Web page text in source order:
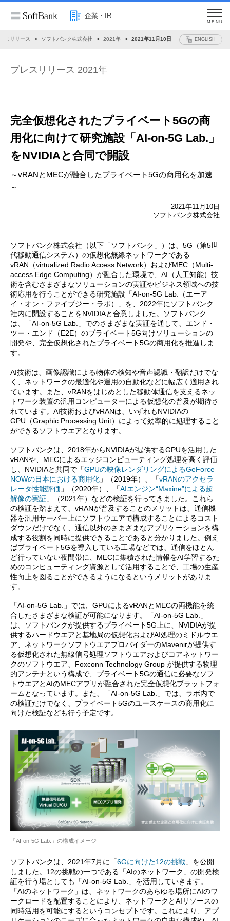
企業・IR
MENU
スリリース ソフトバンク株式会社 2021年 2021年11月10日 ENGLISH
プレスリリース 2021年
完全仮想化されたプライベート5Gの商
用化に向けて研究施設「AI-on-5G Lab.」
をNVIDIAと合同で開設
～vRANとMECが融合したプライベート5Gの商用化を加速
～
2021年11月10日
ソフトバンク株式会社
ソフトバンク株式会社（以下「ソフトバンク」）は、5G（第5世
代移動通信システム）の仮想化無線ネットワークである
vRAN（virtualized Radio Access Network）およびMEC（Multi-
access Edge Computing）が融合した環境で、AI（人工知能）技
術を含むさまざまなソリューションの実証やビジネス領域への技
術応用を行うことができる研究施設「AI-on-5G Lab.（エーア
イ・オン・ファイブジー・ラボ）」を、2022年にソフトバンク
社内に開設することをNVIDIAと合意しました。ソフトバンク
は、「AI-on-5G Lab.」でのさまざまな実証を通して、エンド・
ツー・エンド（E2E）のプライベート5G向けソリューションの
開発や、完全仮想化されたプライベート5Gの商用化を推進しま
す。
AI技術は、画像認識による物体の検知や音声認識・翻訳だけでな
く、ネットワークの最適化や運用の自動化などに幅広く適用され
ています。また、vRANをはじめとした移動体通信を支えるネッ
トワーク装置の汎用コンピューターによる仮想化の普及が期待さ
れています。AI技術およびvRANは、いずれもNVIDIAの
GPU（Graphic Processing Unit）によって効率的に処理すること
ができるソフトウエアとなります。
ソフトバンクは、2018年からNVIDIAが提供するGPUを活用した
vRANや、MECによるエッジコンピューティング処理を高く評価
し、NVIDIAと共同で「GPUの映像レンダリングによるGeForce
NOWの日本における商用化 」（2019年）、「vRANのアクセラ
レータ性能評価 」（2020年）、「AIエンジン“Maxine”による超
解像の実証 」（2021年）などの検証を行ってきました。これら
の検証を踏まえて、vRANが普及することのメリットは、通信機
器を汎用サーバー上にソフトウエアで構成することによるコスト
ダウンだけでなく、通信以外のさまざまなアプリケーションを構
成する役割を同時に提供できることであると分かりました。例え
ばプライベート5Gを導入している工場などでは、通信をほとん
ど行っていない夜間帯に、MECに集積された情報をAI学習するた
めのコンピューティング資源として活用することで、工場の生産
性向上を図ることができるようになるというメリットがありま
す。
「AI-on-5G Lab.」では、GPUによるvRANとMECの両機能を統
合したさまざまな検証が可能になります。「AI-on-5G Lab.」
は、ソフトバンクが提供するプライベート5G上に、NVIDIAが提
供するハードウエアと基地局の仮想化およびAI処理のミドルウエ
ア、ネットワークソフトウエアプロバイダーのMavenirが提供す
る仮想化された無線信号処理ソフトウエアおよびコアネットワー
クのソフトウエア、Foxconn Technology Group が提供する物理
的アンテナという構成で、プライベート5Gの通信に必要なソフ
トウエアとAIのMECアプリが融合された完全仮想化プラットフォ
ームとなっています。また、「AI-on-5G Lab.」では、ラボ内で
の検証だけでなく、プライベート5Gのユースケースの商用化に
向けた検証なども行う予定です。
「AI-on-5G Lab.」の構成イメージ
ソフトバンクは、2021年7月に「6Gに向けた12の挑戦 」を公開
しました。12の挑戦の一つである「AIのネットワーク」の開発検
証を行う場としても「AI-on-5G Lab.」を活用していきます。
「AIのネットワーク」は、ネットワークのあらゆる場所にAIのワ
ークロードを配置することにより、ネットワークとAIリソースの
同時活用を可能にするというコンセプトです。これにより、アプ